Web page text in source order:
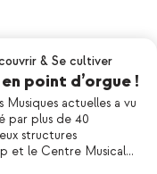
& Se cultiver
point d’orgue !
Musiques actuelles a vu
par plus de 40
structures
et le Centre Musical…